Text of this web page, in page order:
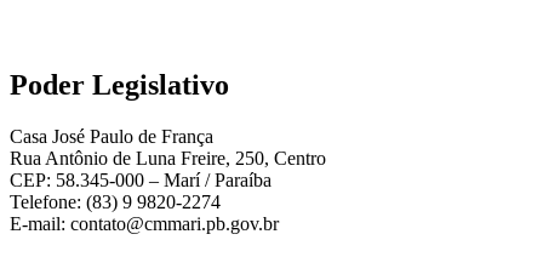
Poder Legislativo
Casa José Paulo de França
Rua Antônio de Luna Freire, 250, Centro
CEP: 58.345-000 – Marí / Paraíba
Telefone: (83) 9 9820-2274
E-mail: contato@cmmari.pb.gov.br